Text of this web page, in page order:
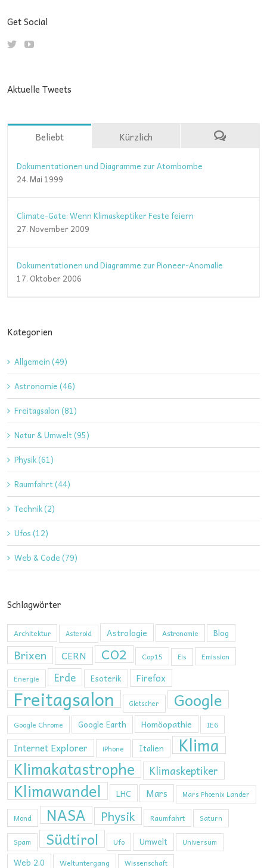
Get Social
Aktuelle Tweets
Beliebt Kürzlich
Dokumentationen und Diagramme zur Atombombe
24. Mai 1999
Climate-Gate: Wenn Klimaskeptiker Feste feiern
27. November 2009
Dokumentationen und Diagramme zur Pioneer-Anomalie
17. Oktober 2006
Kategorien
Allgemein (49)
Astronomie (46)
Freitagsalon (81)
Natur & Umwelt (95)
Physik (61)
Raumfahrt (44)
Technik (2)
Ufos (12)
Web & Code (79)
Schlagwörter
Architektur Asteroid Astrologie Astronomie Blog
Brixen CERN CO2 Cop15 Eis
Emission
Energie
Erde Esoterik Firefox
Freitagsalon Gletscher Google
Google Chrome Google Earth Homöopathie IE6
Internet Explorer iPhone Italien Klima
Klimakatastrophe Klimaskeptiker
Klimawandel LHC Mars Mars Phoenix Lander
Mond NASA Physik Raumfahrt Saturn
Spam Südtirol Ufo Umwelt Universum
Web 2.0 Weltuntergang Wissenschaft